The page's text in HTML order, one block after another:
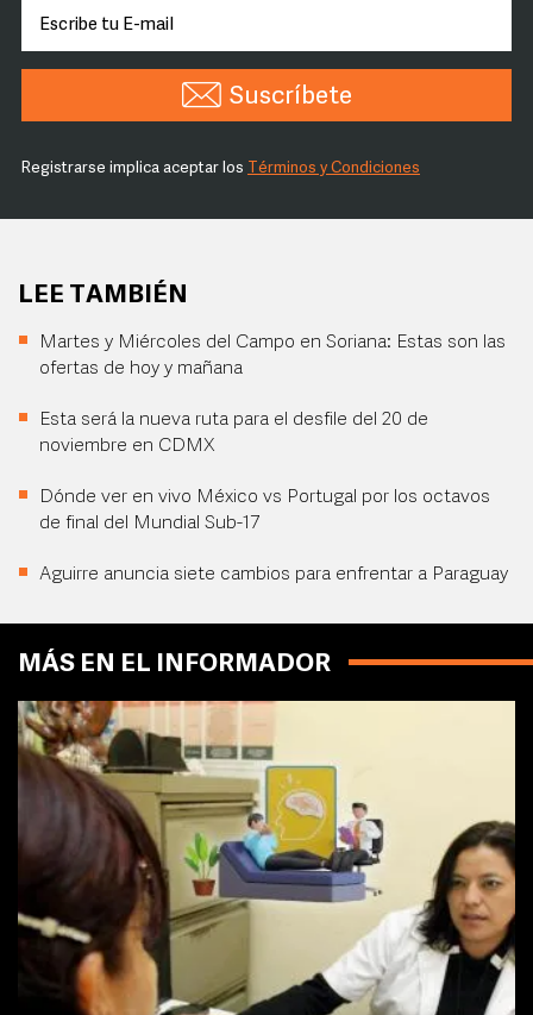
Suscríbete
Registrarse implica aceptar los Términos y Condiciones
LEE TAMBIÉN
Martes y Miércoles del Campo en Soriana: Estas son las
ofertas de hoy y mañana
Esta será la nueva ruta para el desfile del 20 de
noviembre en CDMX
Dónde ver en vivo México vs Portugal por los octavos
de final del Mundial Sub-17
Aguirre anuncia siete cambios para enfrentar a Paraguay
MÁS EN EL INFORMADOR